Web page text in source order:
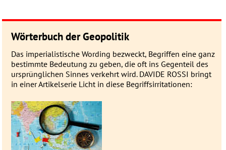
Wörterbuch der Geopolitik
Das imperialistische Wording be­zweckt, Be­grif­fen eine ganz
be­stimmte Be­deu­­tung zu geben, die oft ins Gegen­­teil des
ur­sprüng­­lichen Sin­nes ver­­kehrt wird. DAVIDE ROSSI bringt
in einer Artikel­serie Licht in diese Be­griffs­ir­ri­ta­tionen: